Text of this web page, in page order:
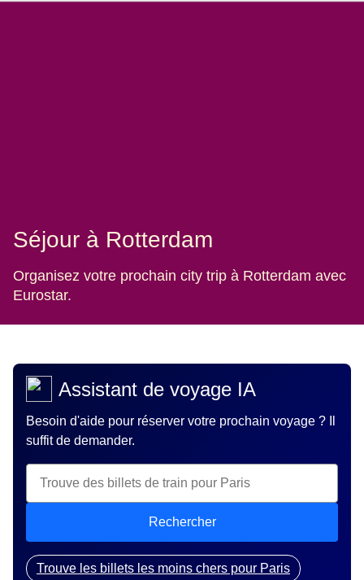
Séjour à Rotterdam
Organisez votre prochain city trip à Rotterdam avec
Eurostar.
Assistant de voyage IA
Besoin d'aide pour réserver votre prochain voyage ? Il
suffit de demander.
Rechercher
Trouve les billets les moins chers pour Paris